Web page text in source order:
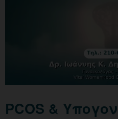
PCOS &